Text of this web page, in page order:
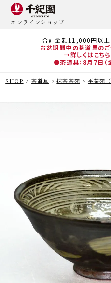
合計金額11,000円以上
お盆期間中の茶道具のご
→詳しくはこち
●茶道具：8月7日（
オンラインショップ
SHOP 茶道具 抹茶茶碗 平茶碗